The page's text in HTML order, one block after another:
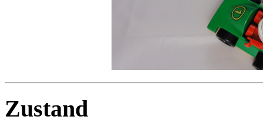
Zustand